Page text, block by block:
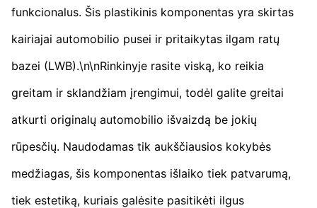
funkcionalus. Šis plastikinis komponentas yra skirtas
kairiajai automobilio pusei ir pritaikytas ilgam ratų
bazei (LWB).\n\nRinkinyje rasite viską, ko reikia
greitam ir sklandžiam įrengimui, todėl galite greitai
atkurti originalų automobilio išvaizdą be jokių
rūpesčių. Naudodamas tik aukščiausios kokybės
medžiagas, šis komponentas išlaiko tiek patvarumą,
tiek estetiką, kuriais galėsite pasitikėti ilgus